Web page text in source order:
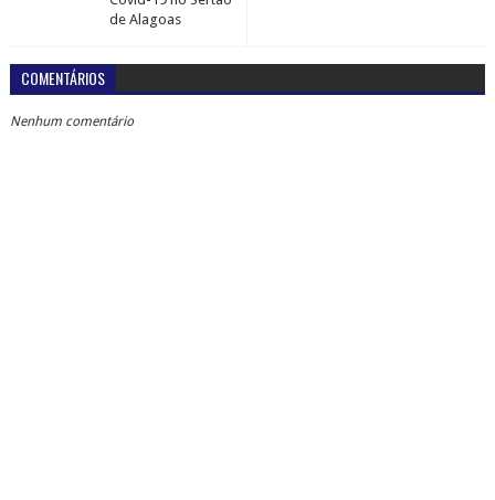
de Alagoas
COMENTÁRIOS
Nenhum comentário